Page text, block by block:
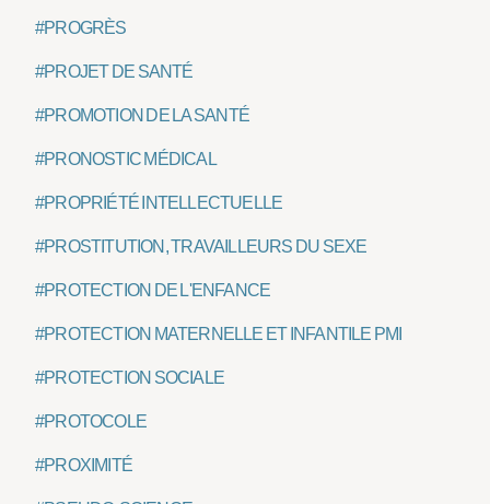
#PROGRÈS
#PROJET DE SANTÉ
#PROMOTION DE LA SANTÉ
#PRONOSTIC MÉDICAL
#PROPRIÉTÉ INTELLECTUELLE
#PROSTITUTION, TRAVAILLEURS DU SEXE
#PROTECTION DE L'ENFANCE
#PROTECTION MATERNELLE ET INFANTILE PMI
#PROTECTION SOCIALE
#PROTOCOLE
#PROXIMITÉ